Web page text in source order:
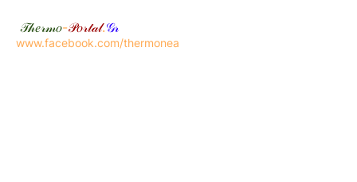
𝒯𝒽𝑒𝓇𝓂𝑜-𝒫𝑜𝓇𝓉𝒶𝓁.𝒢𝓇
www.facebook.com/thermonea